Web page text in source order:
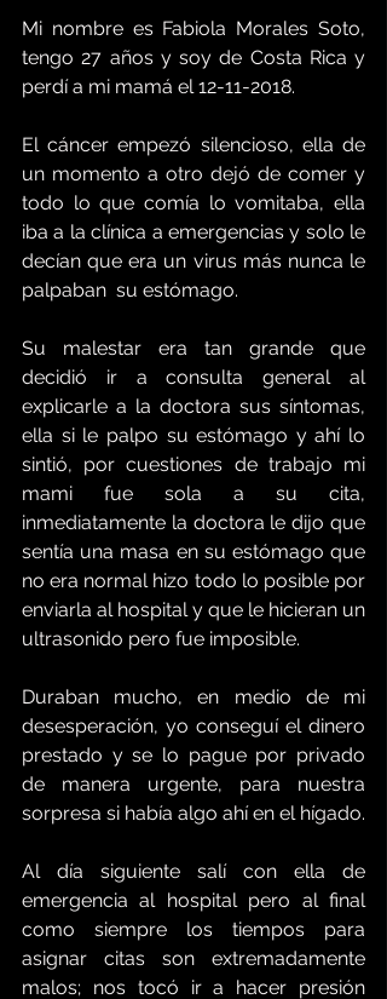
Mi nombre es Fabiola Morales Soto,
tengo 27 años y soy de Costa Rica y
perdí a mi mamá el 12-11-2018.
El cáncer empezó silencioso, ella de
un momento a otro dejó de comer y
todo lo que comía lo vomitaba, ella
iba a la clínica a emergencias y solo le
decían que era un virus más nunca le
palpaban  su estómago.
Su malestar era tan grande que
decidió ir a consulta general al
explicarle a la doctora sus síntomas,
ella si le palpo su estómago y ahí lo
sintió, por cuestiones de trabajo mi
mami fue sola a su cita,
inmediatamente la doctora le dijo que
sentía una masa en su estómago que
no era normal hizo todo lo posible por
enviarla al hospital y que le hicieran un
ultrasonido pero fue imposible.
Duraban mucho, en medio de mi
desesperación, yo conseguí el dinero
prestado y se lo pague por privado
de manera urgente, para nuestra
sorpresa si había algo ahí en el hígado.
Al día siguiente salí con ella de
emergencia al hospital pero al final
como siempre los tiempos para
asignar citas son extremadamente
malos; nos tocó ir a hacer presión